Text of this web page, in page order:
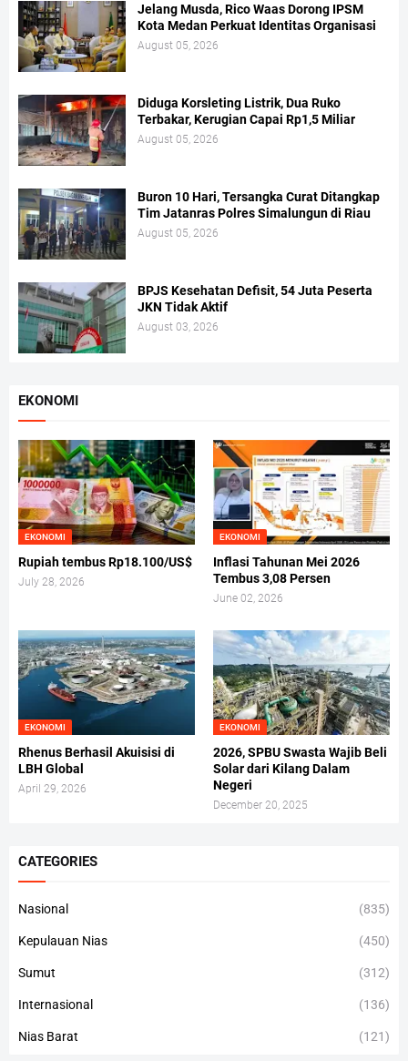
Jelang Musda, Rico Waas Dorong IPSM
Kota Medan Perkuat Identitas Organisasi
August 05, 2026
Diduga Korsleting Listrik, Dua Ruko
Terbakar, Kerugian Capai Rp1,5 Miliar
August 05, 2026
Buron 10 Hari, Tersangka Curat Ditangkap
Tim Jatanras Polres Simalungun di Riau
August 05, 2026
BPJS Kesehatan Defisit, 54 Juta Peserta
JKN Tidak Aktif
August 03, 2026
EKONOMI
EKONOMI
Rupiah tembus Rp18.100/US$
July 28, 2026
EKONOMI
Inflasi Tahunan Mei 2026
Tembus 3,08 Persen
June 02, 2026
EKONOMI
Rhenus Berhasil Akuisisi di
LBH Global
April 29, 2026
EKONOMI
2026, SPBU Swasta Wajib Beli
Solar dari Kilang Dalam
Negeri
December 20, 2025
CATEGORIES
Nasional (835)
Kepulauan Nias (450)
Sumut (312)
Internasional (136)
Nias Barat (121)